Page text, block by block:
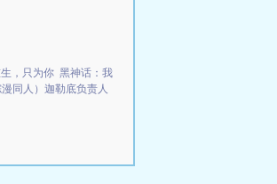
，只为你 黑神话：我
漫同人）迦勒底负责人